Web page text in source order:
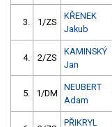
3. 1/ZS
KŘENEK
Jakub
4. 2/ZS
KAMINSKÝ
Jan
5. 1/DM
NEUBERT
Adam
PŘIKRYL